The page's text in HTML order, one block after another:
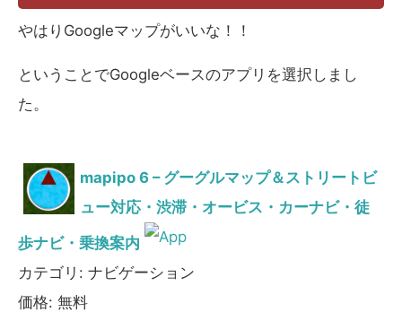
やはりGoogleマップがいいな！！
ということでGoogleベースのアプリを選択しまし
た。
mapipo 6 – グーグルマップ＆ストリートビ
ュー対応・渋滞・オービス・カーナビ・徒
歩ナビ・乗換案内
カテゴリ: ナビゲーション
価格: 無料